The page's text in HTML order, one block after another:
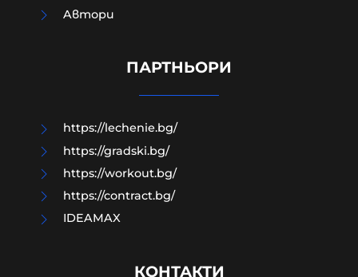
ПРЕД НАС СА БЛЕСНАЛИ ЖИТАТА
Aвтори
ПАРТНЬОРИ
https://lechenie.bg/
https://gradski.bg/
https://workout.bg/
https://contract.bg/
IDEAMAX
КОНТАКТИ